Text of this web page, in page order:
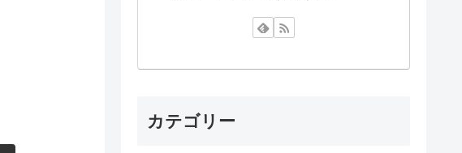
カテゴリー